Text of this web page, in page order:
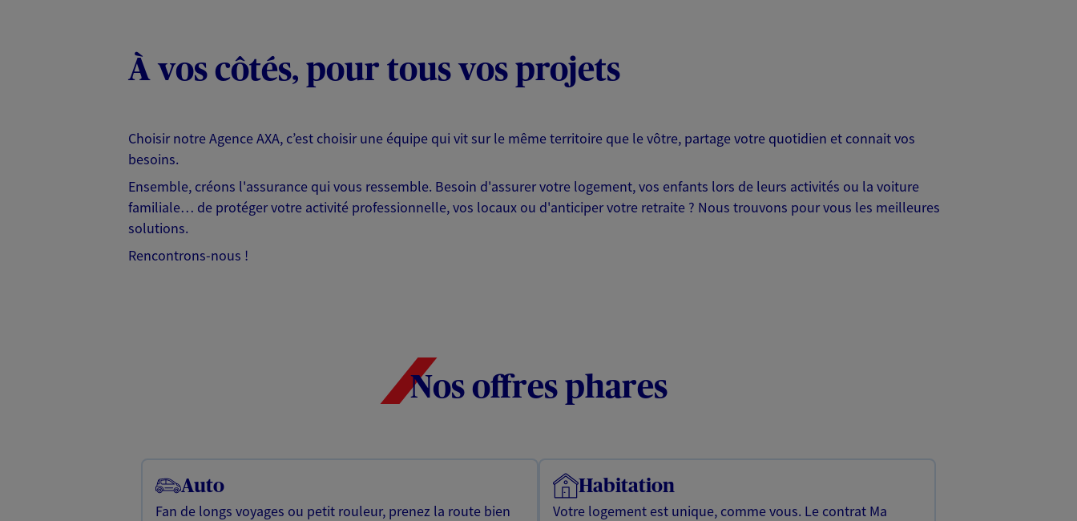
À vos côtés, pour tous vos projets
Choisir notre Agence AXA, c’est choisir une équipe qui vit sur le même territoire que le vôtre, partage votre quotidien et connait vos
besoins.
Ensemble, créons l'assurance qui vous ressemble. Besoin d'assurer votre logement, vos enfants lors de leurs activités ou la voiture
familiale… de protéger votre activité professionnelle, vos locaux ou d'anticiper votre retraite ? Nous trouvons pour vous les meilleures
solutions.
Rencontrons-nous !
Nos offres phares
Auto
Fan de longs voyages ou petit rouleur, prenez la route bien
Habitation
Votre logement est unique, comme vous. Le contrat Ma